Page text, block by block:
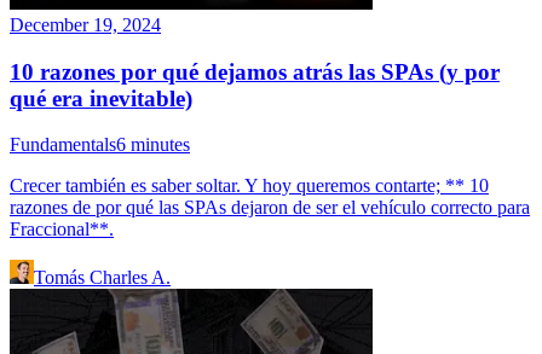
December 19, 2024
10 razones por qué dejamos atrás las SPAs (y por
qué era inevitable)
Fundamentals6 minutes
Crecer también es saber soltar. Y hoy queremos contarte; ** 10
razones de por qué las SPAs dejaron de ser el vehículo correcto para
Fraccional**.
Tomás Charles A.